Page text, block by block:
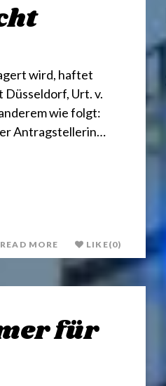
wird, haftet
Urt. v.
wie folgt:
Antragstellerin…
READ MORE LIKE(0)
für